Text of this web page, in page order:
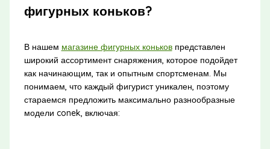
фигурных коньков?
В нашем магазине фигурных коньковпредставлен
широкий ассортимент снаряжения, которое подойдет
как начинающим, так и опытным спортсменам. Мы
понимаем, что каждый фигурист уникален, поэтому
стараемся предложить максимально разнообразные
модели conek, включая: